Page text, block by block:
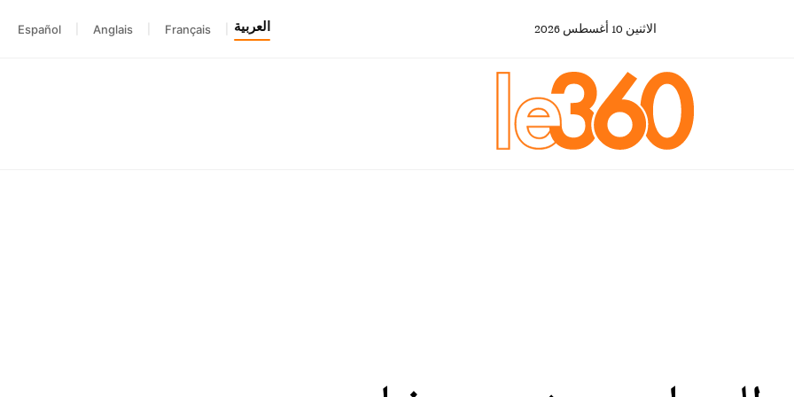
الاثنين 10 أغسطس 2026 العربية Français
Anglais
Español